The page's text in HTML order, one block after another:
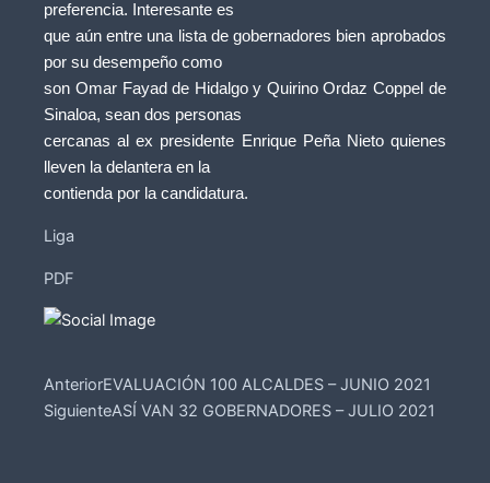
preferencia. Interesante es
que aún entre una lista de gobernadores bien aprobados
por su desempeño como
son Omar Fayad de Hidalgo y Quirino Ordaz Coppel de
Sinaloa, sean dos personas
cercanas al ex presidente Enrique Peña Nieto quienes
lleven la delantera en la
contienda por la candidatura.
Liga
PDF
Prev
AnteriorEVALUACIÓN 100 ALCALDES – JUNIO 2021
SiguienteASÍ VAN 32 GOBERNADORES – JULIO 2021